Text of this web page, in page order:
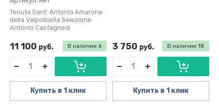
Tenuta Sant’ Antonio Amarone
della Valpolicella Selezione
Antonio Castagnedi
В наличии 6
11 100 руб.
Купить в 1 клик
В наличии 18
3 750 руб.
Купить в 1 клик